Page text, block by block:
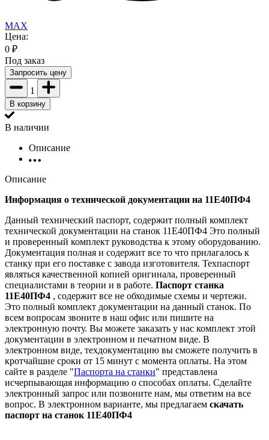
MAX
Цена:
0 ₽
Под заказ
Запросить цену
1
В корзину
В наличии
Описание
Описание
Информация о технической документации на 11Е40ПФ4
Данный технический паспорт, содержит полный комплект
технической документации на станок 11Е40ПФ4 Это полный
и проверенный комплект руководства к этому оборудованию.
Документация полная и содержит все то что прилагалось к
станку при его поставке с завода изготовителя. Техпаспорт
являться качественной копией оригинала, проверенный
специалистами в теории и в работе. Паспорт станка
11Е40ПФ4 , содержит все не обходимые схемы и чертежи.
Это полный комплект документации на данный станок. По
всем вопросам звоните в наш офис или пишите на
электронную почту. Вы можете заказать у нас комплект этой
документации в электронном и печатном виде. В
электронном виде, техдокументацию вы сможете получить в
кротчайшие сроки от 15 минут с момента оплаты. На этом
сайте в разделе "Паспорта на станки" представлена
исчерпывающая информацию о способах оплаты. Cделайте
электронный запрос или позвоните нам, мы ответим на все
вопрос. В электронном варианте, мы предлагаем скачать
паспорт на станок 11Е40ПФ4